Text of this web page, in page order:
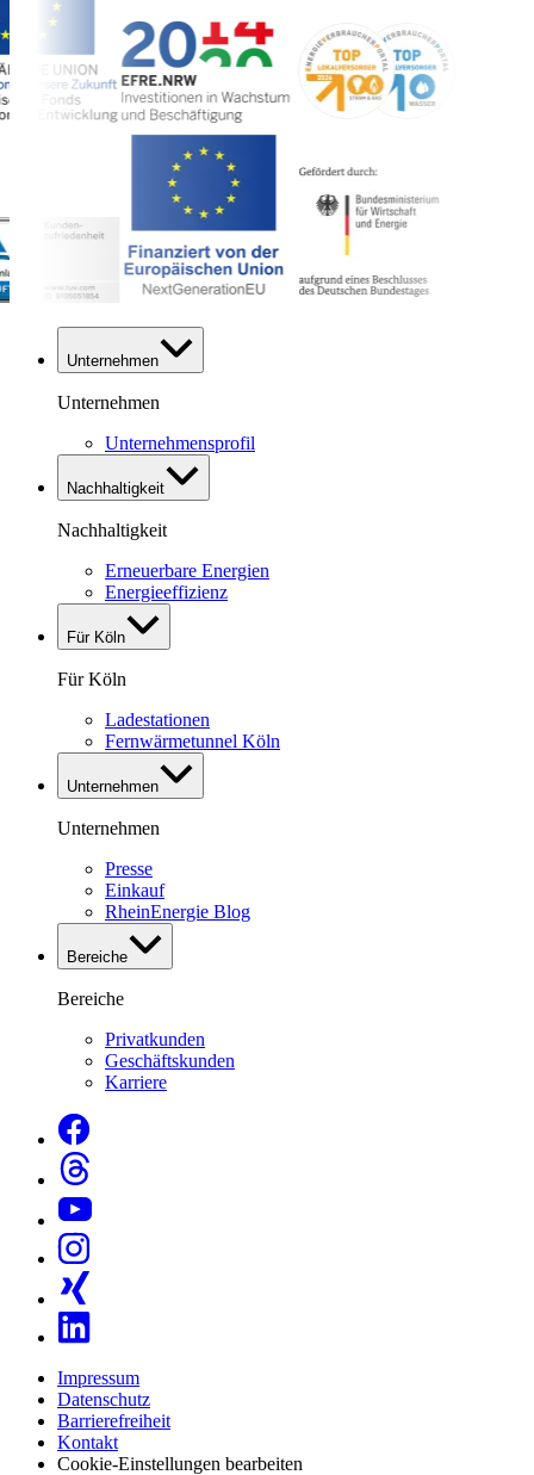
Unternehmen
Unternehmen
Unternehmensprofil
Nachhaltigkeit
Nachhaltigkeit
Erneuerbare Energien
Energieeffizienz
Für Köln
Für Köln
Ladestationen
Fernwärmetunnel Köln
Unternehmen
Unternehmen
Presse
Einkauf
RheinEnergie Blog
Bereiche
Bereiche
Privatkunden
Geschäftskunden
Karriere
Impressum
Datenschutz
Barrierefreiheit
Kontakt
Cookie-Einstellungen bearbeiten